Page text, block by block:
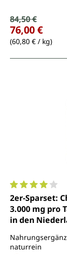
Verkaufspreis:
Regulärer Preis:
84,50 €
76,00 €
(60,80 € / kg)
2er-Sparset:
3.000 mg pro
in den
naturrein